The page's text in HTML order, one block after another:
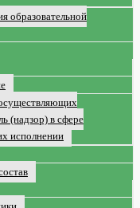
образовательной
(надзор) в сфере
исполнении